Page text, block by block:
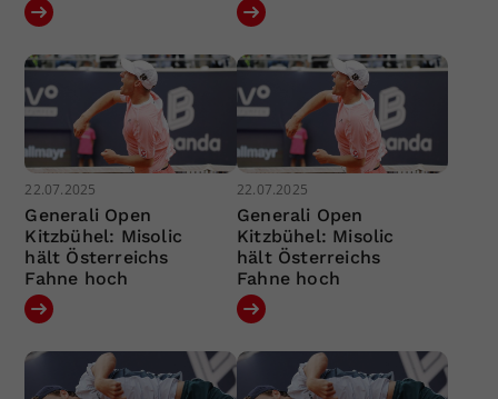
22.07.2025
Generali Open
Kitzbühel: Misolic
hält Österreichs
Fahne hoch
22.07.2025
Generali Open
Kitzbühel: Misolic
hält Österreichs
Fahne hoch